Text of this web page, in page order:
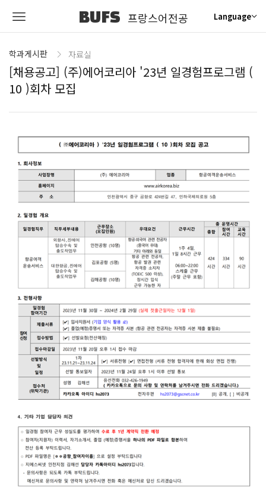
BUFS 프랑스어전공 Language
학과게시판 자료실
[채용공고] (주)에어코리아 '23년 일경험프로그램 (
10 )회차 모집